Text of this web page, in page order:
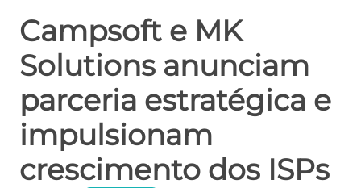
Campsoft e MK
Solutions anunciam
parceria estratégica e
impulsionam
crescimento dos ISPs